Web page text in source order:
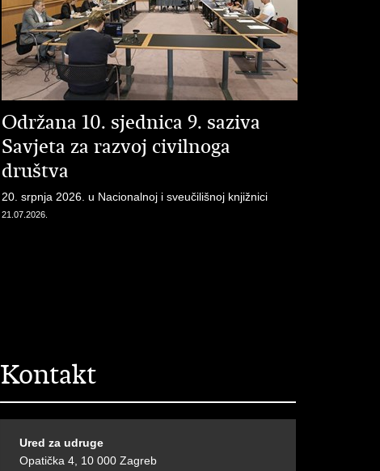
Održana 10. sjednica 9. saziva
Savjeta za razvoj civilnoga
društva
20. srpnja 2026. u Nacionalnoj i sveučilišnoj knjižnici
21.07.2026.
Kontakt
Ured za udruge
Opatička 4, 10 000 Zagreb